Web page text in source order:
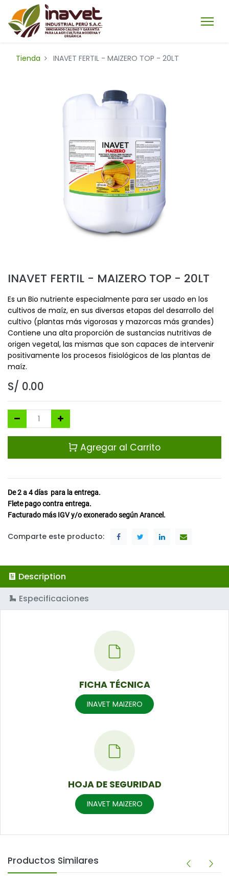
Tienda INAVET FERTIL - MAIZERO TOP - 20LT
INAVET FERTIL - MAIZERO TOP - 20LT
Es un Bio nutriente especialmente para ser usado en los
cultivos de maíz, en sus diversas etapas del desarrollo del
cultivo (plantas más vigorosas y mazorcas más grandes)
Contiene una alta proporción de sustancias nutritivas de
origen vegetal, las mismas que son capaces de intervenir
positivamente los procesos fisiológicos de las plantas de
maíz.
S/ 0.00
Agregar al Carrito
De 2 a 4días para la entrega.
Flete pago contra entrega.
Facturado más IGV y/o exonerado según Arancel.
Comparte este producto:
Description
Especificaciones
FICHA TÉCNICA
INAVET MAIZERO
HOJA DE SEGURIDAD
INAVET MAIZERO
Productos Similares